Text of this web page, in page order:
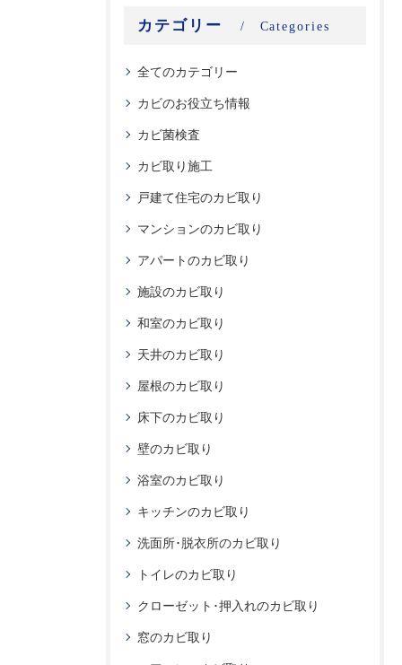
カテゴリー Categories
全てのカテゴリー
カビのお役立ち情報
カビ菌検査
カビ取り施工
戸建て住宅のカビ取り
マンションのカビ取り
アパートのカビ取り
施設のカビ取り
和室のカビ取り
天井のカビ取り
屋根のカビ取り
床下のカビ取り
壁のカビ取り
浴室のカビ取り
キッチンのカビ取り
洗面所･脱衣所のカビ取り
トイレのカビ取り
クローゼット･押入れのカビ取り
窓のカビ取り